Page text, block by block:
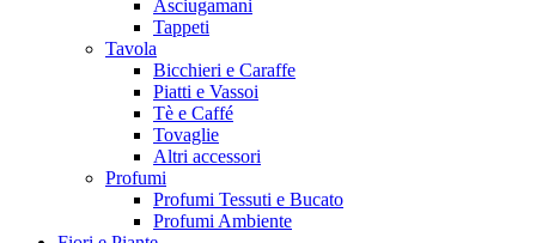
Asciugamani
Tappeti
Tavola
Bicchieri e Caraffe
Piatti e Vassoi
Tè e Caffé
Tovaglie
Altri accessori
Profumi
Profumi Tessuti e Bucato
Profumi Ambiente